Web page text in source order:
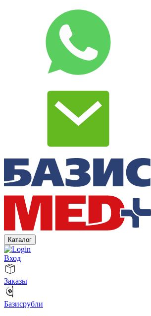
Каталог
Вход
Заказы
Базисрубли